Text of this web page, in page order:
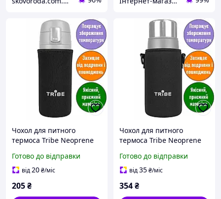
Чохол для питного
термоса Tribe Neoprene
см. Термочохол для
термоса. T-DF-0006-black
Готово до відправки
від20₴/міс
205₴
Чохол для питного
термоса Tribe Neoprene
см. Термочохол для
термоса. T-DF-0012-black
Готово до відправки
від35₴/міс
354₴